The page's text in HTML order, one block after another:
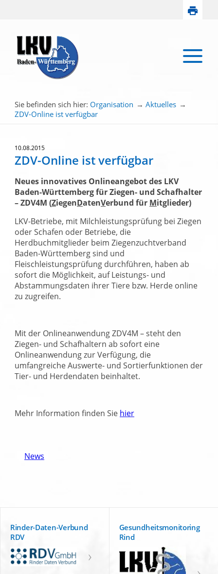
Sie befinden sich hier: Organisation → Aktuelles →
ZDV-Online ist verfügbar
10.08.2015
ZDV-Online ist verfügbar
Neues innovatives Onlineangebot des LKV
Baden-Württemberg für Ziegen- und Schafhalter
– ZDV4M (ZiegenDatenVerbund für Mitglieder)
LKV-Betriebe, mit Milchleistungsprüfung bei Ziegen
oder Schafen oder Betriebe, die
Herdbuchmitglieder beim Ziegenzuchtverband
Baden-Württemberg sind und
Fleischleistungsprüfung durchführen, haben ab
sofort die Möglichkeit, auf Leistungs- und
Abstammungsdaten ihrer Tiere bzw. Herde online
zu zugreifen.
Mit der Onlineanwendung ZDV4M – steht den
Ziegen- und Schafhaltern ab sofort eine
Onlineanwendung zur Verfügung, die
umfangreiche Auswerte- und Sortierfunktionen der
Tier- und Herdendaten beinhaltet.
Mehr Information finden Sie hier
News
Rinder-Daten-Verbund
RDV
Gesundheitsmonitoring
Rind